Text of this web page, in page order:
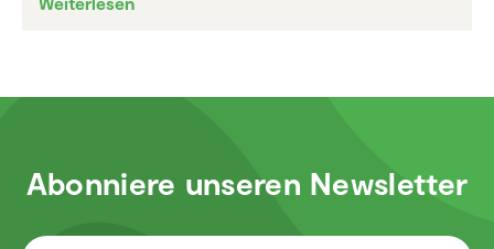
Abonniere unseren Newsletter